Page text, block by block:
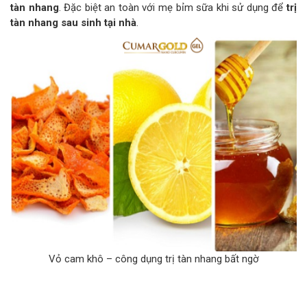
tàn nhang. Đặc biệt an toàn với mẹ bỉm sữa khi sử dụng đểtrị
tàn nhang sau sinh tại nhà.
Vỏ cam khô – công dụng trị tàn nhang bất ngờ